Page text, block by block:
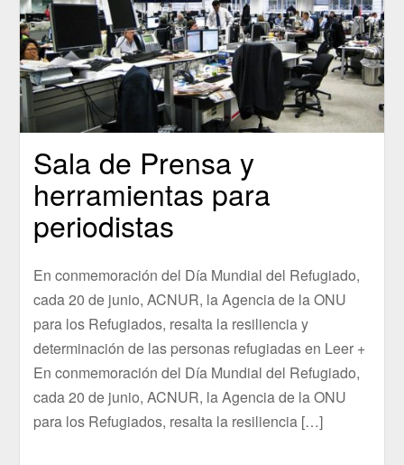
Sala de Prensa y
herramientas para
periodistas
En conmemoración del Día Mundial del Refugiado,
cada 20 de junio, ACNUR, la Agencia de la ONU
para los Refugiados, resalta la resiliencia y
determinación de las personas refugiadas en Leer +
En conmemoración del Día Mundial del Refugiado,
cada 20 de junio, ACNUR, la Agencia de la ONU
para los Refugiados, resalta la resiliencia […]